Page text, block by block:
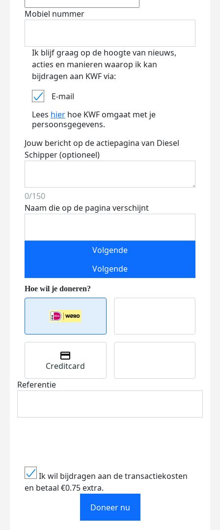
Mobiel nummer
Ik blijf graag op de hoogte van nieuws,
acties en manieren waarop ik kan
bijdragen aan KWF via:
E-mail
Lees hier hoe KWF omgaat met je
persoonsgegevens.
Jouw bericht op de actiepagina van Diesel
Schipper (optioneel)
0/150
Naam die op de pagina verschijnt
Volgende
Volgende
Creditcard
Referentie
Ik wil bijdragen aan de transactiekosten
en betaal €0.75 extra.
Doneer nu